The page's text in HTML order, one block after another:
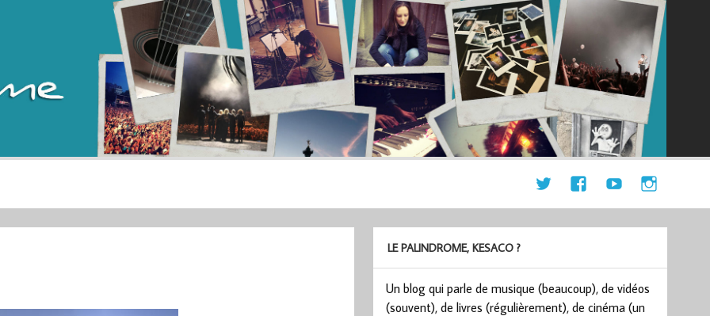
LE PALINDROME, KESACO ?
Un blog qui parle de musique (beaucoup), de vidéos
(souvent), de livres (régulièrement), de cinéma (un